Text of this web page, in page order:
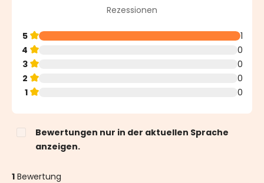
Durchschnittliche Bewertung von 5 von 5 Sternen
Rezessionen
5
1
4
0
3
0
2
0
1
0
Bewertungen nur in der aktuellen Sprache
anzeigen.
1 Bewertung